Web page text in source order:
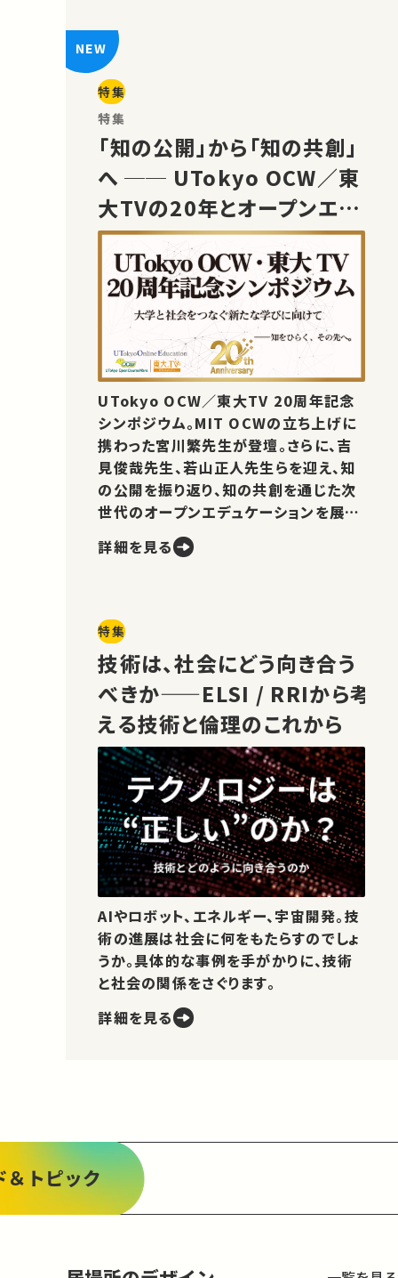
特集
特集
「知の公開」から「知の共創」
へ ── UTokyo OCW／東
大TVの20年とオープンエデ
ュケーションの未来
UTokyo OCW／東大TV 20周年記念
シンポジウム。MIT OCWの立ち上げに
携わった宮川繁先生が登壇。さらに、吉
見俊哉先生、若山正人先生らを迎え、知
の公開を振り返り、知の共創を通じた次
世代のオープンエデュケーションを展望
詳細を見る
特集
技術は、社会にどう向き合う
べきか——ELSI / RRIから考
える技術と倫理のこれから
AIやロボット、エネルギー、宇宙開発。技
術の進展は社会に何をもたらすのでしょ
うか。具体的な事例を手がかりに、技術
と社会の関係をさぐります。
詳細を見る
＆トピック